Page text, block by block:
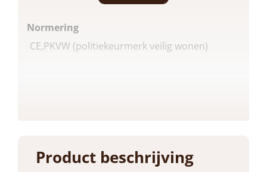
Product beschrijving
Normering
CE,PKVW (politiekeurmerk veilig wonen)
89 mm, 175 mm